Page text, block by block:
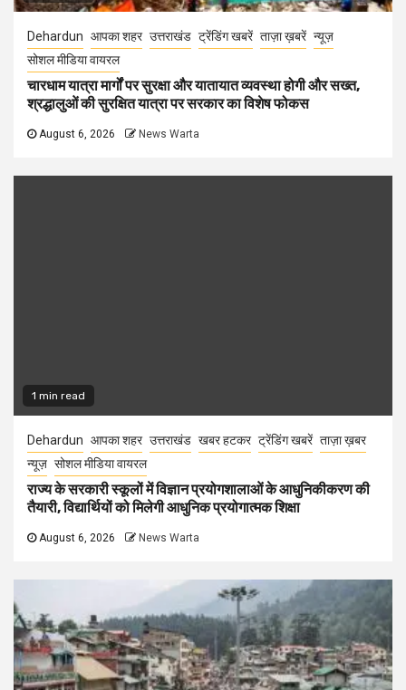
Dehardun आपका शहर उत्तराखंड ट्रेंडिंग खबरें ताज़ा ख़बरें न्यूज़
सोशल मीडिया वायरल
चारधाम यात्रा मार्गों पर सुरक्षा और यातायात व्यवस्था होगी और सख्त,
श्रद्धालुओं की सुरक्षित यात्रा पर सरकार का विशेष फोकस
August 6, 2026 News Warta
1 min read
Dehardun आपका शहर उत्तराखंड खबर हटकर ट्रेंडिंग खबरें ताज़ा ख़बर
न्यूज़ सोशल मीडिया वायरल
राज्य के सरकारी स्कूलों में विज्ञान प्रयोगशालाओं के आधुनिकीकरण की
तैयारी, विद्यार्थियों को मिलेगी आधुनिक प्रयोगात्मक शिक्षा
August 6, 2026 News Warta